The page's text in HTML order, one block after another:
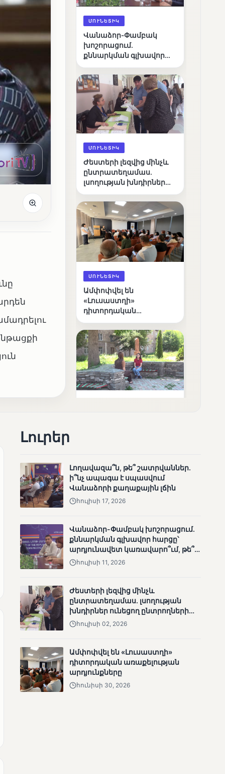
ՄՈՒՆԵՏԻԿ
Վանաձոր-Փամբակ
խոշորացում.
քննարկման գլխավոր
կառավարո՞ւմ, թե՞
քաղաքական նպատակ
ՄՈՒՆԵՏԻԿ
Ժեստերի լեզվից մինչև
ընտրատեղամաս.
լսողության խնդիրներ
ճանապարհը
ՄՈՒՆԵՏԻԿ
Ամփոփվել են
«Լուսաստղի»
դիտորդական
արդյունքները
Շարունակվում են
Փամբակ գետում
անչափահասների
աշխատանքները
ՄՈՒՆԵՏԻԿ
Մատչելի
ընտրություններ՝ դեռևս
չլուծված խնդիրներով.
Լուրեր
Լողավազա՞ն, թե՞ շատրվաններ.
ի՞նչ ապագա է սպասվում
Վանաձորի քաղաքային լճին
հուլիսի 17, 2026
Վանաձոր-Փամբակ խոշորացում.
քննարկման գլխավոր հարցը՝
արդյունավետ կառավարո՞ւմ, թե՞
քաղաքական նպատակ
հուլիսի 11, 2026
Ժեստերի լեզվից մինչև
ընտրատեղամաս. լսողության
խնդիրներ ունեցող ընտրողների
ճանապարհը
հուլիսի 02, 2026
Ամփոփվել են «Լուսաստղի»
դիտորդական առաքելության
արդյունքները
հունիսի 30, 2026